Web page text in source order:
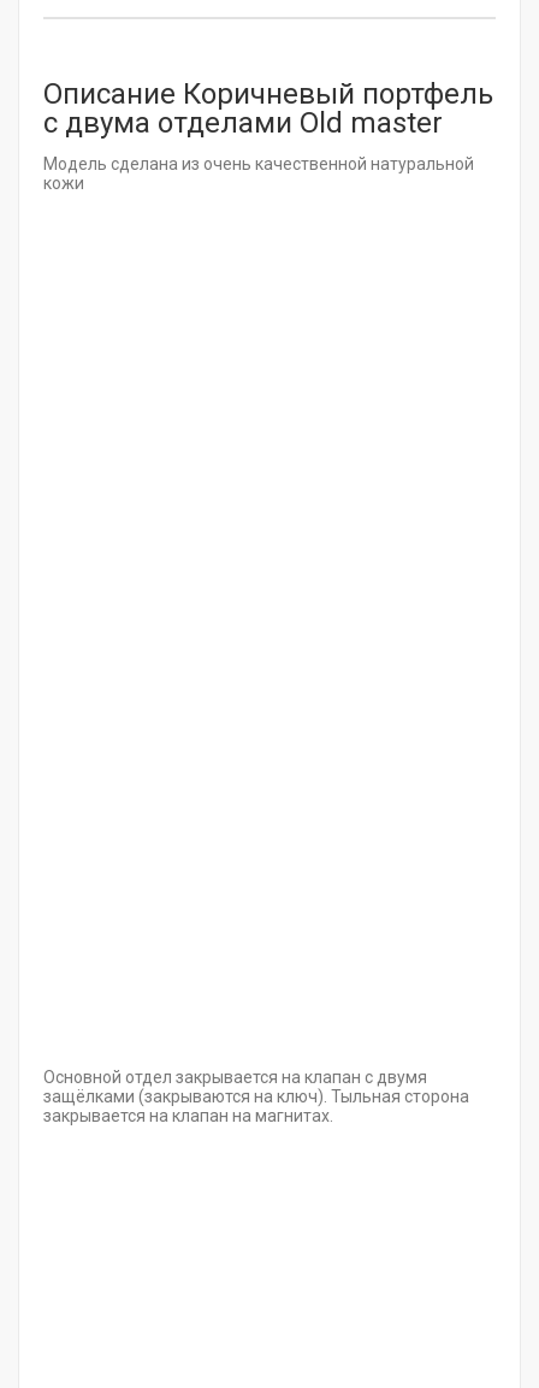
Описание Коричневый портфель
с двума отделами Old master
Модель сделана из очень качественной натуральной
кожи
Основной отдел закрывается на клапан с двумя
защёлками (закрываются на ключ). Тыльная сторона
закрывается на клапан на магнитах.